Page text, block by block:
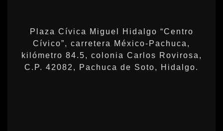
Plaza Cívica Miguel Hidalgo “Centro
Cívico”, carretera México-Pachuca,
kilómetro 84.5, colonia Carlos Rovirosa,
C.P. 42082, Pachuca de Soto, Hidalgo.